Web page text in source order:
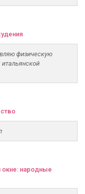
физическую
итальянской
окне: народные